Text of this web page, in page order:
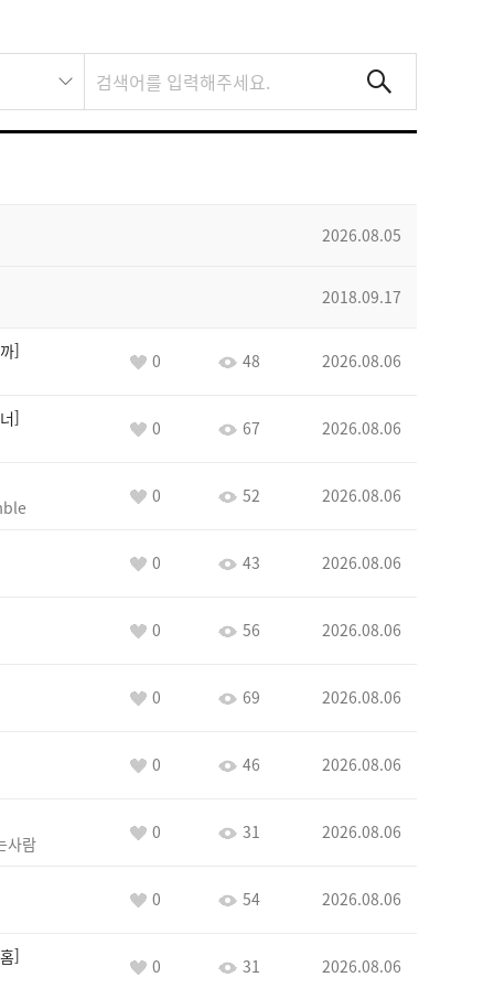
2026.08.05
2018.09.17
0 48 2026.08.06
0 67 2026.08.06
0 52 2026.08.06
0 43 2026.08.06
0 56 2026.08.06
0 69 2026.08.06
0 46 2026.08.06
사람
0 31 2026.08.06
0 54 2026.08.06
0 31 2026.08.06